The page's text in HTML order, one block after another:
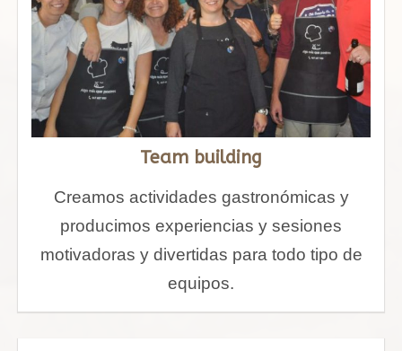
Team building
Creamos actividades gastronómicas y
producimos experiencias y sesiones
motivadoras y divertidas para todo tipo de
equipos.